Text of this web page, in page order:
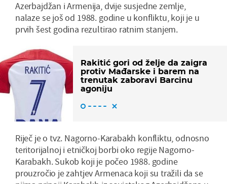
Azerbajdžan i Armenija, dvije susjedne zemlje,
nalaze se još od 1988. godine u konfliktu, koji je u
prvih šest godina rezultirao ratnim stanjem.
Rakitić gori od želje da zaigra
protiv Mađarske i barem na
trenutak zaboravi Barcinu
agoniju
Riječ je o tvz. Nagorno-Karabakh konfliktu, odnosno
teritorijalnoj i etničkoj borbi oko regije Nagorno-
Karabakh. Sukob koji je počeo 1988. godine
prouzročio je zahtjev Armenaca koji su tražili da se